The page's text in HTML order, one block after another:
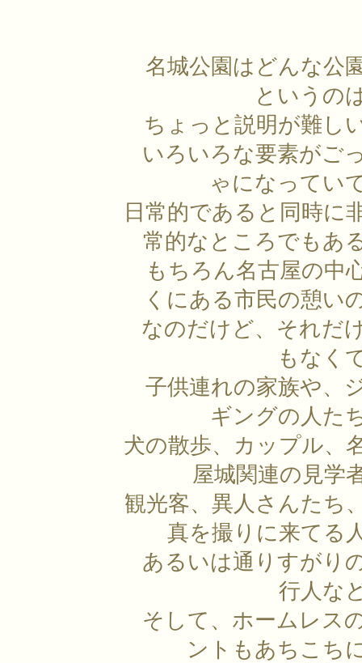
名城公園はどんな公
というの
ちょっと説明が難し
いろいろな要素がご
ゃになってい
日常的であると同時に
常的なところでもあ
もちろん名古屋の中
くにある市民の憩い
なのだけど、それだ
もなく
子供連れの家族や、
ギングの人た
犬の散歩、カップル、
屋城関連の見学
観光客、異人さんたち
真を撮りに来てる
あるいは通りすがり
行人な
そして、ホームレス
ントもあちこち